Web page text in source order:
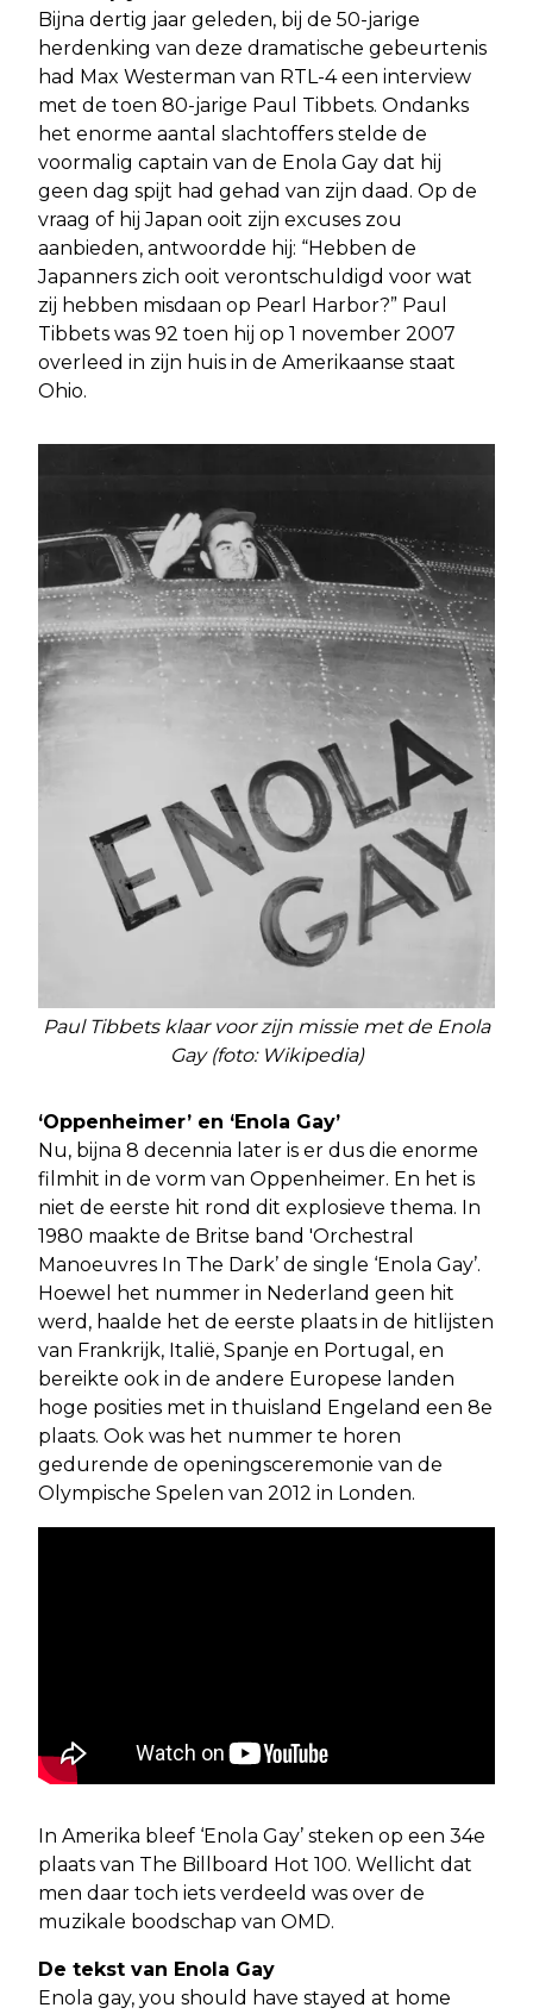
Bijna dertig jaar geleden, bij de 50-jarige
herdenking van deze dramatische gebeurtenis
had Max Westerman van RTL-4 een interview
met de toen 80-jarige Paul Tibbets. Ondanks
het enorme aantal slachtoffers stelde de
voormalig captain van de Enola Gay dat hij
geen dag spijt had gehad van zijn daad. Op de
vraag of hij Japan ooit zijn excuses zou
aanbieden, antwoordde hij: “Hebben de
Japanners zich ooit verontschuldigd voor wat
zij hebben misdaan op Pearl Harbor?” Paul
Tibbets was 92 toen hij op 1 november 2007
overleed in zijn huis in de Amerikaanse staat
Ohio.
Paul Tibbets klaar voor zijn missie met de Enola
Gay (foto: Wikipedia)
‘Oppenheimer’ en ‘Enola Gay’
Nu, bijna 8 decennia later is er dus die enorme
filmhit in de vorm van Oppenheimer. En het is
niet de eerste hit rond dit explosieve thema. In
1980 maakte de Britse band 'Orchestral
Manoeuvres In The Dark’ de single ‘Enola Gay’.
Hoewel het nummer in Nederland geen hit
werd, haalde het de eerste plaats in de hitlijsten
van Frankrijk, Italië, Spanje en Portugal, en
bereikte ook in de andere Europese landen
hoge posities met in thuisland Engeland een 8e
plaats. Ook was het nummer te horen
gedurende de openingsceremonie van de
Olympische Spelen van 2012 in Londen.
In Amerika bleef ‘Enola Gay’ steken op een 34e
plaats van The Billboard Hot 100. Wellicht dat
men daar toch iets verdeeld was over de
muzikale boodschap van OMD.
De tekst van Enola Gay
Enola gay, you should have stayed at home